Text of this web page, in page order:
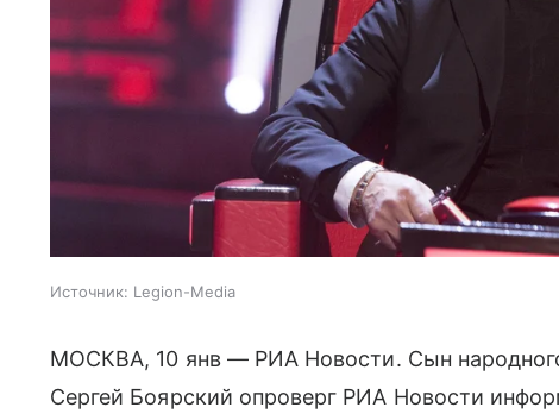
Источник: Legion-Media
МОСКВА, 10 янв — РИА Новости. Сын
Сергей Боярский опроверг РИА Новости